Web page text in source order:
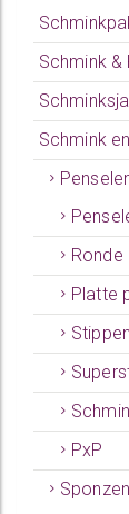
Schmink &
Schmink
Ronde
Platte
PxP
Sponzen